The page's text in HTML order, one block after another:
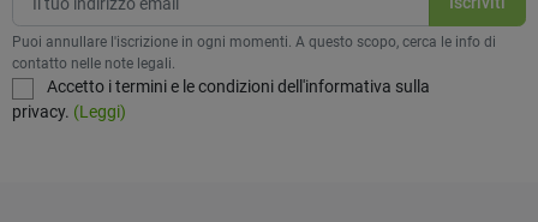
Puoi annullare l'iscrizione in ogni momenti. A questo scopo, cerca le info di
contatto nelle note legali.
Accetto i termini e le condizioni dell'informativa sulla
privacy. (Leggi)